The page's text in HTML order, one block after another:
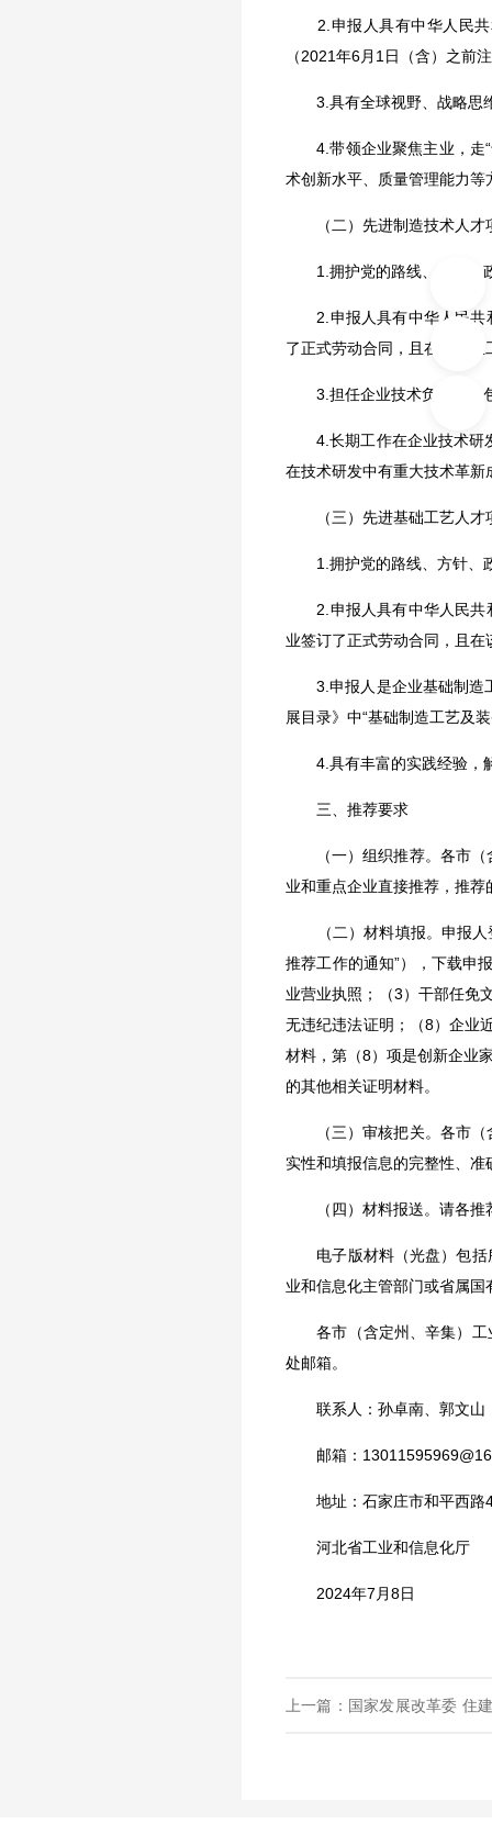
2.申报人具有中华人民共
（2021年6月1日（含）之前
3.具有全球视野、战略思维
4.带领企业聚焦主业，走“
术创新水平、质量管理能力等
（二）先进制造技术人才
1.拥护党的路线、方针、政
2.申报人具有中华人民共和
了正式劳动合同，且在该企
3.担任企业技术负责人，包
4.长期工作在企业技术研发
在技术研发中有重大技术革
（三）先进基础工艺人才
1.拥护党的路线、方针、政
2.申报人具有中华人民共和
业签订了正式劳动合同，且
3.申报人是企业基础制造工
展目录》中“基础制造工艺及
4.具有丰富的实践经验，解
三、推荐要求
（一）组织推荐。各市（含
业和重点企业直接推荐，推
（二）材料填报。申报人登
推荐工作的通知”），下载申
业营业执照；（3）干部任免
无违纪违法证明；（8）企业
材料，第（8）项是创新企业
的其他相关证明材料。
（三）审核把关。各市（含
实性和填报信息的完整性、准
（四）材料报送。请各推荐
电子版材料（光盘）包括
业和信息化主管部门或省属国
各市（含定州、辛集）工
处邮箱。
联系人：孙卓南、郭文山
邮箱：
地址：石家庄市和平西路
河北省工业和信息化厅
2024年7月8日
上一篇：国家发展改革委 住